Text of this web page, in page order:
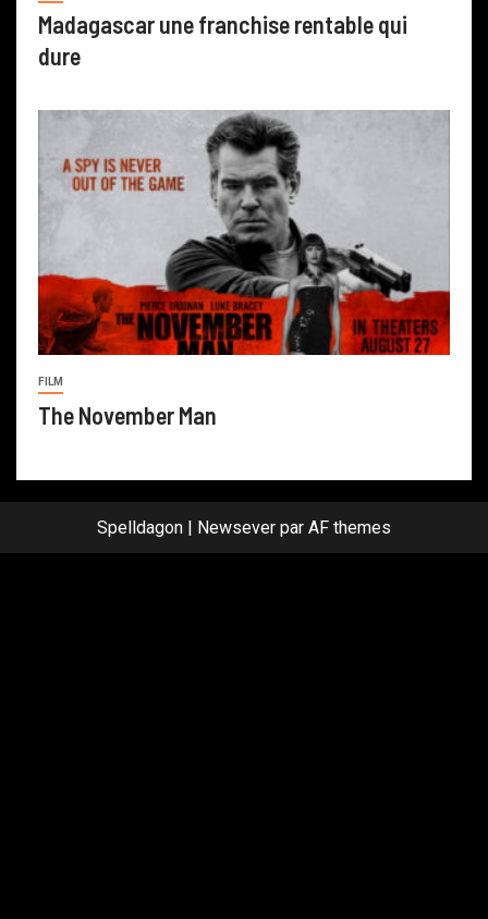
Madagascar une franchise rentable qui
dure
FILM
The November Man
Spelldagon Newsever par AF themes